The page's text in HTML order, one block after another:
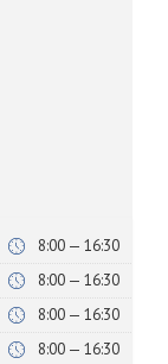
8:00 — 16:30
8:00 — 16:30
8:00 — 16:30
8:00 — 16:30